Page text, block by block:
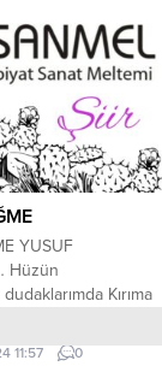
kesilsin o ses,
açsın gül yüzünde.
dünyaya
gözyaşın, yürek
YUSUF
Hüzün
dudaklarımda Kırıma
gülüş Bende aşk
Ağır bir tütün
11:57 0